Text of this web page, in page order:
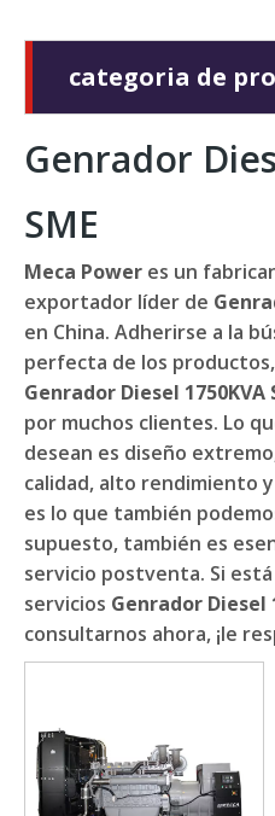
categoria de
Genrador
SME
Meca Power es un
exportador líder de
en China. Adherirse a la
perfecta de los
Genrador Diesel 1750KVA
por muchos clientes. Lo
desean es diseño
calidad, alto rendimiento
es lo que también
supuesto, también es
servicio postventa. Si
servicios Genrador Diesel
consultarnos ahora, ¡le